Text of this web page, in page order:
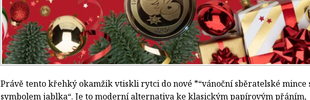
Právě tento křehký okamžik vtiskli rytci do nové *“vánoční sběratelské mince
symbolem jablka“. Je to moderní alternativa ke klasickým papírovým přáním,